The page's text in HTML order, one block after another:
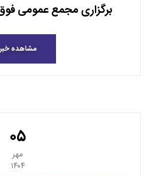
برگزاری مجمع عمومی
مشاهده خبر
۰۵
مهر
۱۴۰۴